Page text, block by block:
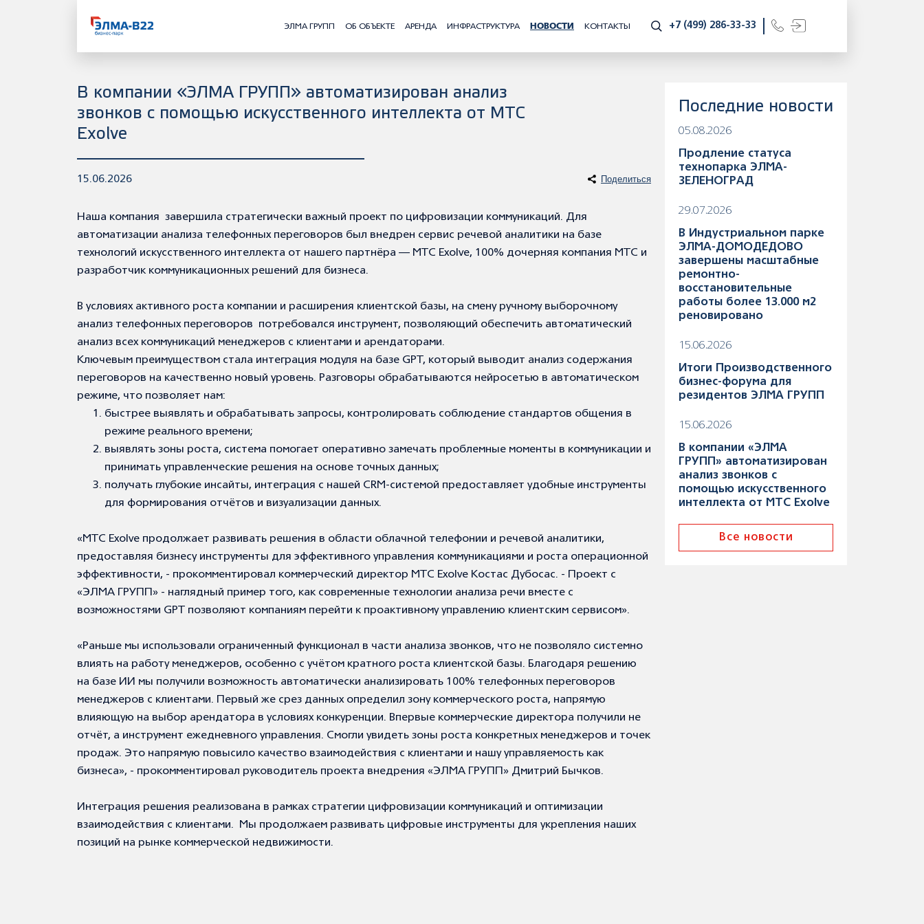
ЭЛМА ГРУПП ОБ ОБЪЕКТЕ АРЕНДА ИНФРАСТРУКТУРА НОВОСТИ КОНТАКТЫ +7 (499) 286-33-33
В компании «ЭЛМА ГРУПП» автоматизирован анализ
звонков с помощью искусственного интеллекта от МТС
Exolve
15.06.2026 Поделиться
Наша компания завершила стратегически важный проект по цифровизации коммуникаций. Для
автоматизации анализа телефонных переговоров был внедрен сервис речевой аналитики на базе
технологий искусственного интеллекта от нашего партнёра — МТС Exolve, 100% дочерняя компания МТС и
разработчик коммуникационных решений для бизнеса.
В условиях активного роста компании и расширения клиентской базы, на смену ручному выборочному
анализ телефонных переговоров
потребовался инструмент, позволяющий обеспечить автоматический
анализ всех коммуникаций менеджеров с клиентами и арендаторами.
Ключевым преимуществом стала интеграция модуля на базе GPT, который выводит анализ содержания
переговоров на качественно новый уровень. Разговоры обрабатываются нейросетью в автоматическом
режиме, что позволяет нам:
быстрее выявлять и обрабатывать запросы, контролировать соблюдение стандартов общения в
режиме реального времени;
выявлять зоны роста, система помогает оперативно замечать проблемные моменты в коммуникации и
принимать управленческие решения на основе точных данных;
получать глубокие инсайты, интеграция с нашей CRM-системой предоставляет удобные инструменты
для формирования отчётов и визуализации данных.
«МТС Exolve продолжает развивать решения в области облачной телефонии и речевой аналитики,
предоставляя бизнесу инструменты для эффективного управления коммуникациями и роста операционной
эффективности, - прокомментировал коммерческий директор МТС Exolve Костас Дубосас. - Проект с
«ЭЛМА ГРУПП» - наглядный пример того, как современные технологии анализа речи вместе с
возможностями GPT позволяют компаниям перейти к проактивному управлению клиентским сервисом».
«Раньше мы использовали ограниченный функционал в части анализа звонков, что не позволяло системно
влиять на работу менеджеров, особенно с учётом кратного роста клиентской базы. Благодаря решению
на базе ИИ мы получили возможность автоматически анализировать 100% телефонных переговоров
менеджеров с клиентами. Первый же срез данных определил зону коммерческого роста, напрямую
влияющую на выбор арендатора в условиях конкуренции. Впервые коммерческие директора получили не
отчёт, а инструмент ежедневного управления. Смогли увидеть зоны роста конкретных менеджеров и точек
продаж. Это напрямую повысило качество взаимодействия с клиентами и нашу управляемость как
бизнеса», - прокомментировал руководитель проекта внедрения «ЭЛМА ГРУПП» Дмитрий Бычков.
Интеграция решения реализована в рамках стратегии цифровизации коммуникаций и оптимизации
взаимодействия с клиентами.
Мы продолжаем развивать цифровые инструменты для укрепления наших
позиций на рынке коммерческой недвижимости.
Последние новости
05.08.2026
Продление статуса
технопарка ЭЛМА-
ЗЕЛЕНОГРАД
29.07.2026
В Индустриальном парке
ЭЛМА-ДОМОДЕДОВО
завершены масштабные
ремонтно-
восстановительные
работы более 13.000 м2
реновировано
15.06.2026
Итоги Производственного
бизнес-форума для
резидентов ЭЛМА ГРУПП
15.06.2026
В компании «ЭЛМА
ГРУПП» автоматизирован
анализ звонков с
помощью искусственного
интеллекта от МТС Exolve
Все новости